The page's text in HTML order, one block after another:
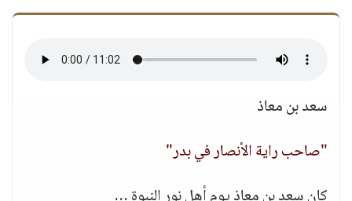
سعد بن معاذ
"صاحب راية الأنصار في بدر"